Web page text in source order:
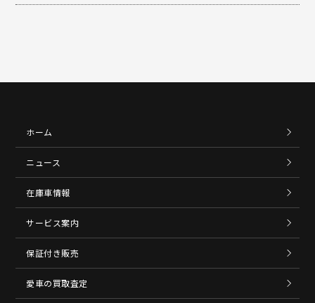
ホーム
ニュース
在庫車情報
サービス案内
保証付き販売
愛車の買取査定